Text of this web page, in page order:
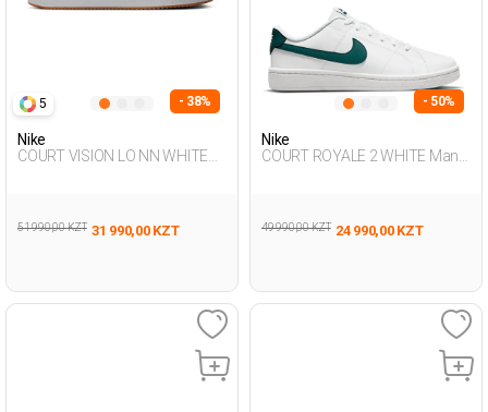
5 - 38%
Nike
COURT VISION LO NN WHITE
51 990,00 KZT 31 990,00 KZT
- 50%
Nike
COURT ROYALE 2 WHITE Man
49 990,00 KZT 24 990,00 KZT